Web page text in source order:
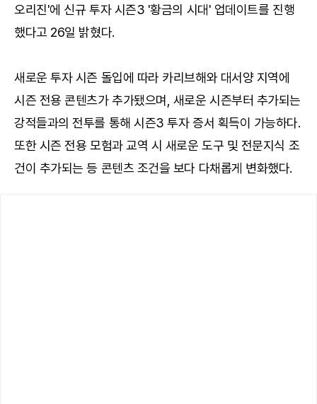
오리진'에 신규 투자 시즌3 '황금의 시대' 업데이트를 진행
했다고 26일 밝혔다.
새로운 투자 시즌 돌입에 따라 카리브해와 대서양 지역에
시즌 전용 콘텐츠가 추가됐으며, 새로운 시즌부터 추가되는
강적들과의 전투를 통해 시즌3 투자 증서 획득이 가능하다.
또한 시즌 전용 모험과 교역 시 새로운 도구 및 전문지식 조
건이 추가되는 등 콘텐츠 조건을 보다 다채롭게 변화했다.